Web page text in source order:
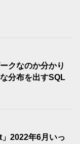
クなのか分かり
分布を出すSQL
」2022年6月いっ